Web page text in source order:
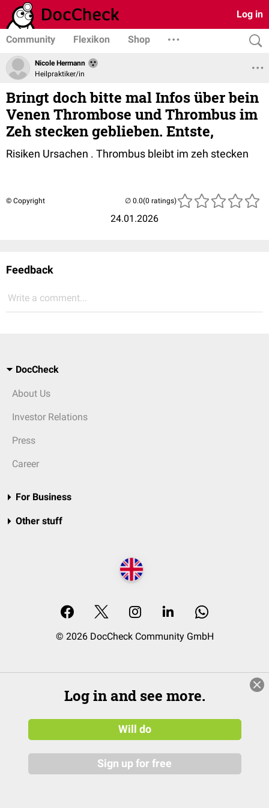
Log in
Community Flexikon Shop
Nicole Hermann
Heilpraktiker/in
Bringt doch bitte mal Infos über bein
Venen Thrombose und Thrombus im
Zeh stecken geblieben. Entste,
Risiken Ursachen . Thrombus bleibt im zeh stecken
© Copyright
24.01.2026
(0 ratings)
Feedback
Write a comment...
DocCheck
About Us
Investor Relations
Press
Career
For Business
Other stuff
© 2026 DocCheck Community GmbH
Log in and see more.
Will do
Sign up for free